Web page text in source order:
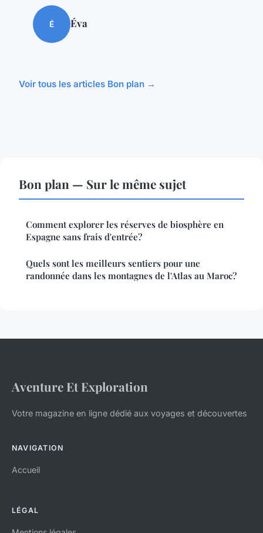
É Éva
Voir tous les articles Bon plan →
Bon plan — Sur le même sujet
Comment explorer les réserves de biosphère en
Espagne sans frais d'entrée?
Quels sont les meilleurs sentiers pour une
randonnée dans les montagnes de l'Atlas au Maroc?
Aventure Et Exploration
Votre magazine en ligne dédié aux voyages et découvertes
NAVIGATION
Accueil
LÉGAL